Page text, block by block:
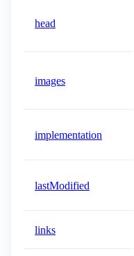
head
images
implementation
lastModified
links